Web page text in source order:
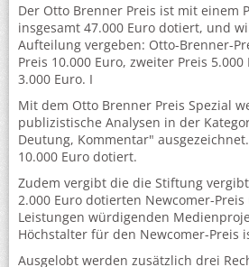
Der Otto Brenner Preis ist mit einem
insgesamt 47.000 Euro dotiert, und
Aufteilung vergeben: Otto-Brenner-
Preis 10.000 Euro, zweiter Preis
3.000 Euro. I
Mit dem Otto Brenner Preis Spezial
publizistische Analysen in der
Deutung, Kommentar"
10.000 Euro dotiert.
Zudem vergibt die die Stiftung
2.000 Euro dotierten Newcomer-
Leistungen würdigenden
Höchstalter für den Newcomer-Preis
Ausgelobt werden zusätzlich drei